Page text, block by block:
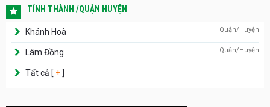
TỈNH THÀNH /QUẬN HUYỆN
Khánh Hoà Quận/Huyện
Lâm Đồng Quận/Huyện
Tất cả [ + ]